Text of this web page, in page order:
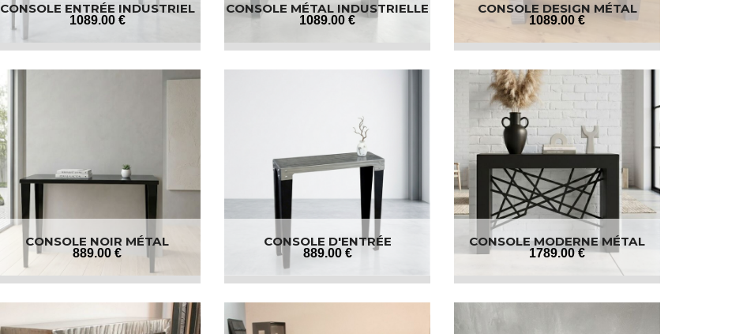
CONSOLE ENTRÉE INDUSTRIEL
1089.00 €
CONSOLE MÉTAL INDUSTRIELLE
1089.00 €
CONSOLE DESIGN MÉTAL
1089.00 €
CONSOLE NOIR MÉTAL
889.00 €
CONSOLE D'ENTRÉE
889.00 €
CONSOLE MODERNE MÉTAL
1789.00 €